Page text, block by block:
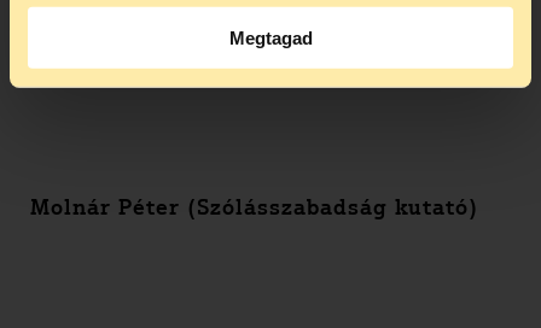
Megtagad
Molnár Péter (Szólásszabadság kutató)